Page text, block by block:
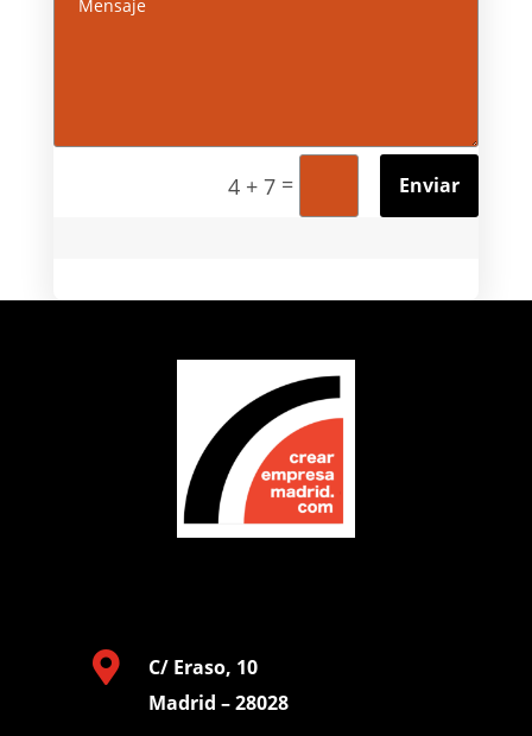
4 + 7 = Enviar

C/ Eraso, 10
Madrid – 28028